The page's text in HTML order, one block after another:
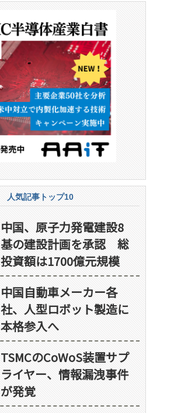
人気記事トップ10
中国、原子力発電建設8
基の建設計画を承認 総
投資額は1700億元規模
中国自動車メーカー各
社、人型ロボット製造に
本格参入へ
TSMCのCoWoS装置サプ
ライヤー、情報漏洩事件
が発覚